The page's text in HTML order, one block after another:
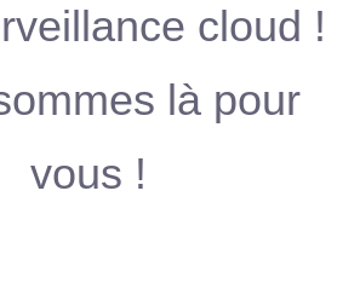
cloud !
là pour
vous !